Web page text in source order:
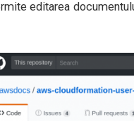
editarea